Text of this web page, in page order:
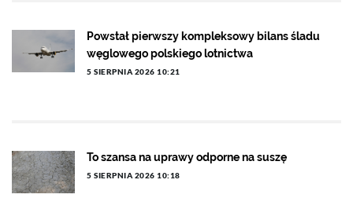
Powstał pierwszy kompleksowy bilans śladu
węglowego polskiego lotnictwa
5 SIERPNIA 2026 10:21
To szansa na uprawy odporne na suszę
5 SIERPNIA 2026 10:18